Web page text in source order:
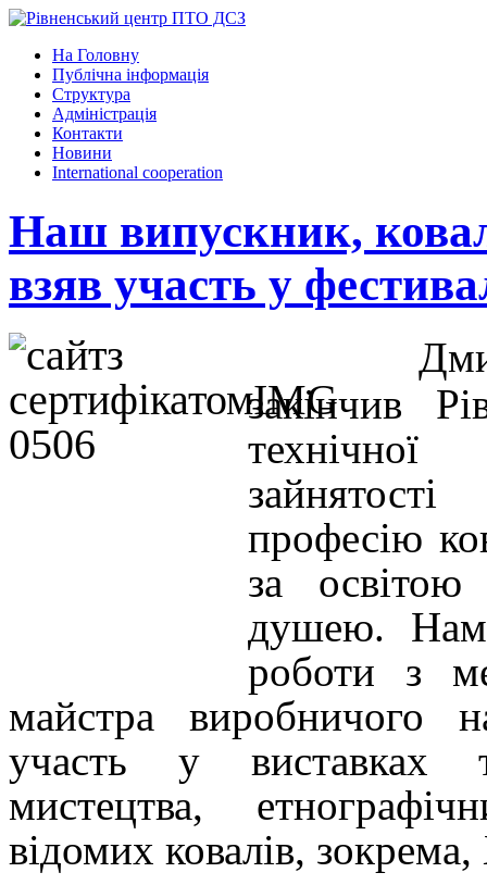
На Головну
Публічна інформація
Структура
Адміністрація
Контакти
Новини
International cooperation
Наш випускник,
взяв участь у
закінчив
професію
за
душею.
роботи з
майстра виробничого
участь у виставках
мистецтва,
відомих ковалів,